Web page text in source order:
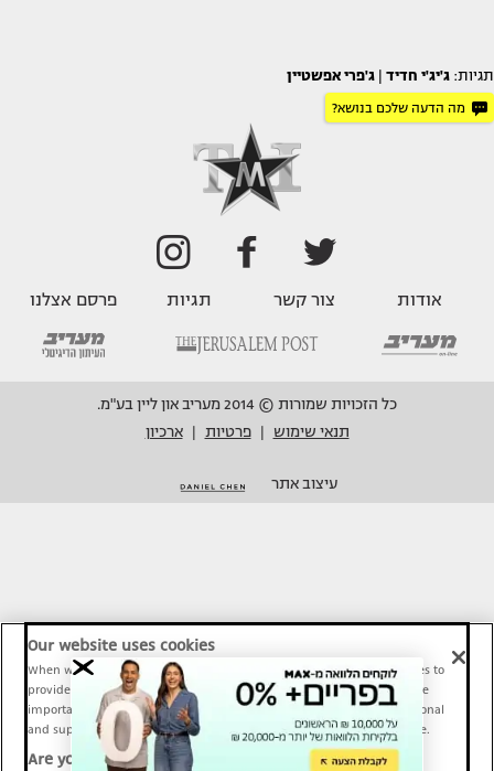
תגיות: ג'יג'י חדיד ג'פרי אפשטיין
מה הדעה שלכם בנושא?
אודות צור קשר תגיות פרסם אצלנו
כל הזכויות שמורות © 2014 מעריב און ליין בע"מ.
תנאי שימוש
פרטיות ארכיון
עיצוב אתר
Our website uses cookies
When we provide Maariv, TMI and Sport1 content online, we use cookies to
provide social media features and to analyze our traffic. These tools are
important and necessary for our website functionality. Others are optional
and support Maariv, TMI and Sport1 activity and your online experience.
Are you happy to accept cookies?